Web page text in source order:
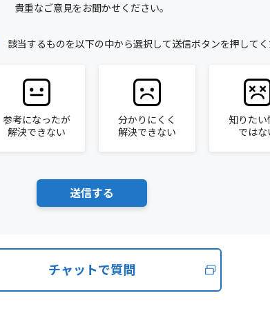
貴重なご意見をお聞かせください。
該当するものを以下の中から選択して送信ボタンを押してく
参考になったが
解決できない
分かりにくく
解決できない
知りたい
ではな
チャットで質問